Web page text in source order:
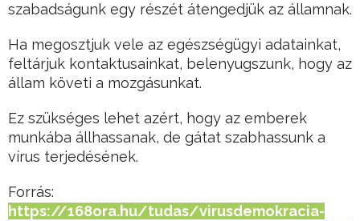
szabadságunk egy részét átengedjük az államnak.
Ha megosztjuk vele az egészségügyi adatainkat,
feltárjuk kontaktusainkat, belenyugszunk, hogy az
állam követi a mozgásunkat.
Ez szükséges lehet azért, hogy az emberek
munkába állhassanak, de gátat szabhassunk a
vírus terjedésének.
Forrás:
https://168ora.hu/tudas/virusdemokracia-